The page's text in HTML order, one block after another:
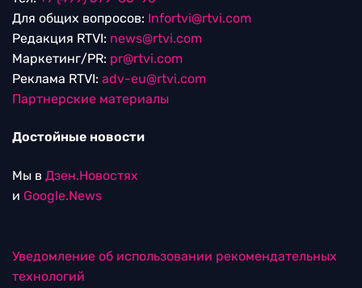
Для общих вопросов: Infortvi@rtvi.com
Редакция RTVI: news@rtvi.com
Маркетинг/PR: pr@rtvi.com
Реклама RTVI: adv-eu@rtvi.com
Партнерские материалы
Достойные новости
Мы в Дзен.Новостях
и Google.News
Уведомление об использовании рекомендательных
технологий